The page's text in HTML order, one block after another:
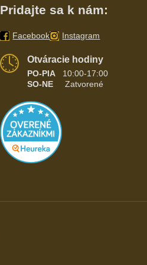
Pridajte sa k nám:
Facebook Instagram
Otváracie hodiny
PO-PIA
10:00-17:00
SO-NE Zatvorené